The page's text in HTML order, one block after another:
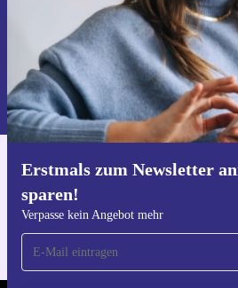
Erstmals zum Newsletter
sparen!
Verpasse kein Angebot mehr
Gutschein
Informationen über die Verwendung
du in unserer
Datenschutzerklärung.
Hol dir die